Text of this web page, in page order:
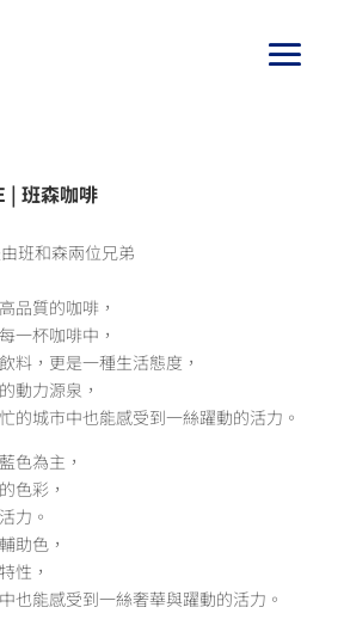
| 班森咖啡
由班和森兩位兄弟
品質的咖啡，
一杯咖啡中，
料，更是一種生活態度，
動力源泉，
的城市中也能感受到一絲躍動的活力。
色為主，
色彩，
力。
助色，
性，
也能感受到一絲奢華與躍動的活力。